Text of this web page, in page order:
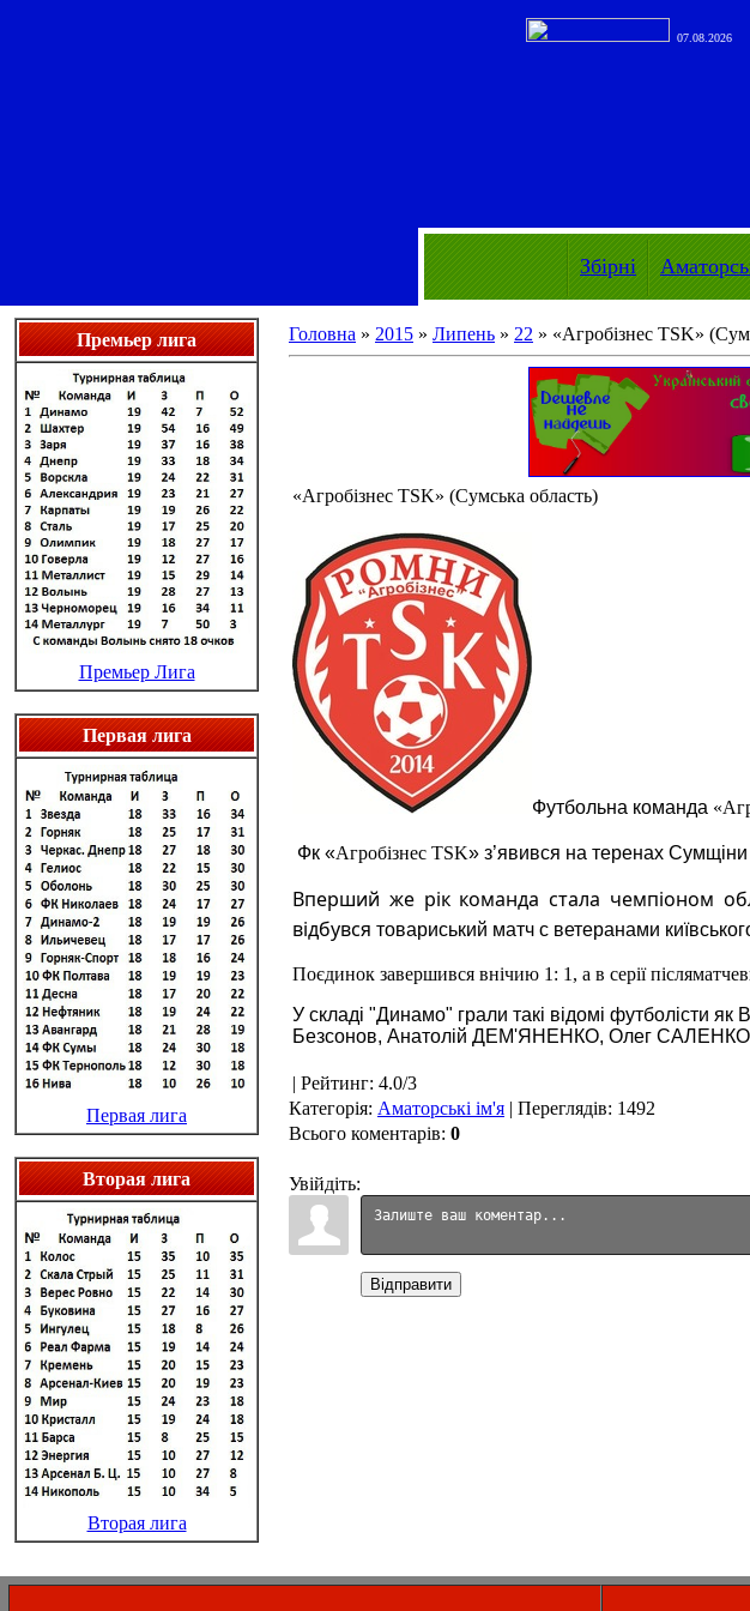
07.08.2026
Збірні
Премьер лига
Премьер Лига
Первая лига
Первая лига
Вторая лига
Вторая лига
Головна » 2015 » Липень » 22 » «Агробізнес TSK»
«Агробізнес TSK» (Сумська область)
Футбольна команда
Фк «Агробізнес TSK» з’явився на теренах
Вперший же рік команда стала чемпіоном
відбувся товариський матч с ветеранами
Поєдинок завершився внічию 1: 1, а в серії
У складі "Динамо" грали такі відомі футболісти як
Безсонов, Анатолій ДЕМ'ЯНЕНКО, Олег САЛЕНКО,
| Рейтинг: 4.0/3
Категорія: Аматорські ім'я | Переглядів: 1492
Всього коментарів: 0
Увійдіть:
Відправити